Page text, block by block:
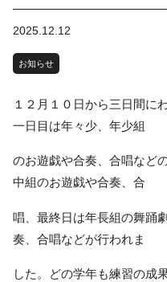
2025.12.12
お知らせ
１２月１０日から三日間に
一日目は年々少、年少組
のお遊戯や合奏、合唱など
中組のお遊戯や合奏、合
唱、最終日は年長組の舞踊
奏、合唱などが行われま
した。どの学年も練習の成